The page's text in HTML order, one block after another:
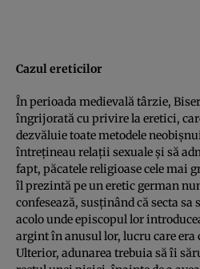
Cazul ereticilor
În perioada medievală târzie,
îngrijorată cu privire la eretici,
dezvăluie toate metodele
întreţineau relaţii sexuale şi să
fapt, păcatele religioase cele mai
îl prezintă pe un eretic german
confesează, susţinând că secta
acolo unde episcopul lor
argint în anusul lor, lucru care era
Ulterior, adunarea trebuia să îi